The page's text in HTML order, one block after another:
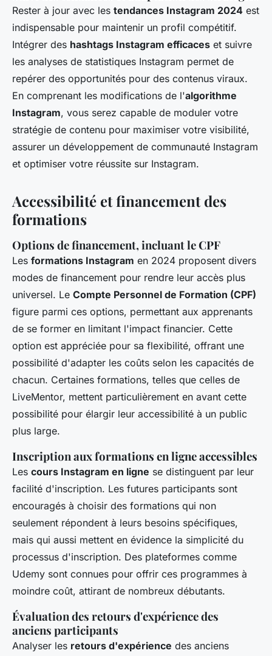
Rester à jour avec les tendances Instagram 2024 est
indispensable pour maintenir un profil compétitif.
Intégrer des hashtags Instagram efficaces et suivre
les analyses de statistiques Instagram permet de
repérer des opportunités pour des contenus viraux.
En comprenant les modifications de l'algorithme
Instagram, vous serez capable de moduler votre
stratégie de contenu pour maximiser votre visibilité,
assurer un développement de communauté Instagram
et optimiser votre réussite sur Instagram.
Accessibilité et financement des
formations
Options de financement, incluant le CPF
Les formations Instagram en 2024 proposent divers
modes de financement pour rendre leur accès plus
universel. Le Compte Personnel de Formation (CPF)
figure parmi ces options, permettant aux apprenants
de se former en limitant l'impact financier. Cette
option est appréciée pour sa flexibilité, offrant une
possibilité d'adapter les coûts selon les capacités de
chacun. Certaines formations, telles que celles de
LiveMentor, mettent particulièrement en avant cette
possibilité pour élargir leur accessibilité à un public
plus large.
Inscription aux formations en ligne accessibles
Les cours Instagram en ligne se distinguent par leur
facilité d'inscription. Les futures participants sont
encouragés à choisir des formations qui non
seulement répondent à leurs besoins spécifiques,
mais qui aussi mettent en évidence la simplicité du
processus d'inscription. Des plateformes comme
Udemy sont connues pour offrir ces programmes à
moindre coût, attirant de nombreux débutants.
Évaluation des retours d'expérience des
anciens participants
Analyser les retours d'expérience des anciens